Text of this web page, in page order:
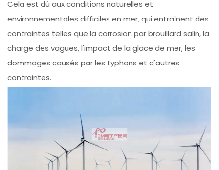
Cela est dû aux conditions naturelles et
environnementales difficiles en mer, qui entraînent des
contraintes telles que la corrosion par brouillard salin, la
charge des vagues, l'impact de la glace de mer, les
dommages causés par les typhons et d'autres
contraintes.